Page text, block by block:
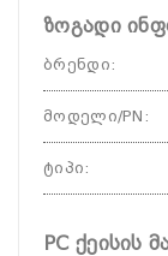
ზოგადი
ბრენდი:
მოდელი/PN :
ტიპი:
PC ქეისის